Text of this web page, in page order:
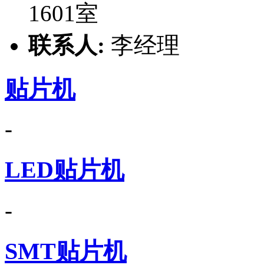
1601室
联系人: 李经理
贴片机
-
LED贴片机
-
SMT贴片机